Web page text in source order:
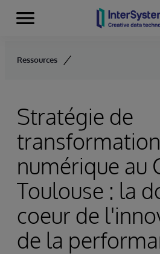
Skip to content
Menu
Ressources
Stratégie de
transformation
numérique au
Toulouse : la
coeur de
de la